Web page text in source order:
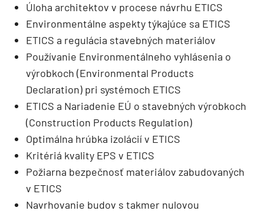
Úloha architektov v procese návrhu ETICS
Environmentálne aspekty týkajúce sa ETICS
ETICS a regulácia stavebných materiálov
Používanie Environmentálneho vyhlásenia o
výrobkoch (Environmental Products
Declaration) pri systémoch ETICS
ETICS a Nariadenie EÚ o stavebných výrobkoch
(Construction Products Regulation)
Optimálna hrúbka izolácií v ETICS
Kritériá kvality EPS v ETICS
Požiarna bezpečnosť materiálov zabudovaných
v ETICS
Navrhovanie budov s takmer nulovou